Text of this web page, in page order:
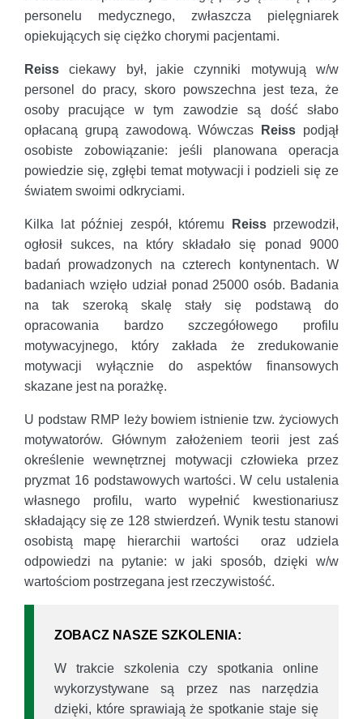
personelu medycznego, zwłaszcza pielęgniarek
opiekujących się ciężko chorymi pacjentami.
Reiss ciekawy był, jakie czynniki motywują w/w
personel do pracy, skoro powszechna jest teza, że
osoby pracujące w tym zawodzie są dość słabo
opłacaną grupą zawodową. Wówczas
Reiss podjął
osobiste zobowiązanie: jeśli planowana operacja
powiedzie się, zgłębi temat motywacji i podzieli się ze
światem swoimi odkryciami.
Kilka lat później zespół, któremu Reissprzewodził,
ogłosił sukces, na który składało się ponad 9000
badań prowadzonych na czterech kontynentach. W
badaniach wzięło udział ponad 25000 osób. Badania
na tak szeroką skalę stały się podstawą do
opracowania bardzo szczegółowego profilu
motywacyjnego, który zakłada że zredukowanie
motywacji wyłącznie do aspektów finansowych
skazane jest na porażkę.
U podstaw RMP leży bowiem istnienie tzw. życiowych
motywatorów. Głównym założeniem teorii jest zaś
określenie wewnętrznej motywacji człowieka przez
pryzmat 16 podstawowych wartości. W celu ustalenia
własnego profilu, warto wypełnić kwestionariusz
składający się ze 128 stwierdzeń. Wynik testu stanowi
osobistą mapę hierarchii wartości oraz udziela
odpowiedzi na pytanie: w jaki sposób, dzięki w/w
wartościom postrzegana jest rzeczywistość.
ZOBACZ NASZE SZKOLENIA:
W trakcie szkolenia czy spotkania online
wykorzystywane są przez nas narzędzia
dzięki, które sprawiają że spotkanie staje się